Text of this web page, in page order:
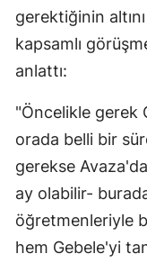
gerektiğinin
kapsamlı
anlattı:
"Öncelikle gerek
orada belli bir
gerekse
ay olabilir-
öğretmenleriyle
hem Gebele'yi